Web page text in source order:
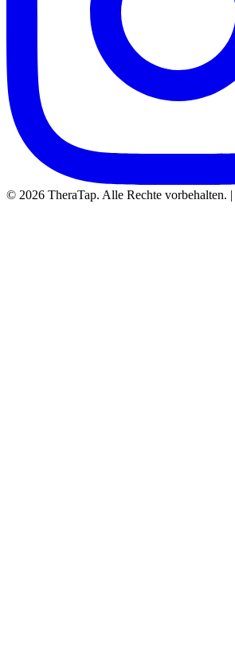
© 2026 TheraTap. Alle Rechte vorbehalten. |